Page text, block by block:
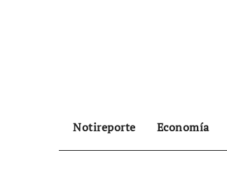
Notireporte Economía